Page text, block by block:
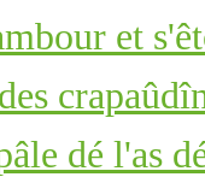
et
dé l'as